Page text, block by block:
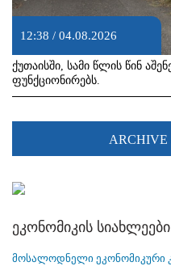
12:38 / 04.08.2026
ქუთაისში, სამი წლის წინ
ფუნქციონირებს.
ARCHIVE
ეკონომიკის სიახლეები
მოსალოდნელი ეკონომიკური